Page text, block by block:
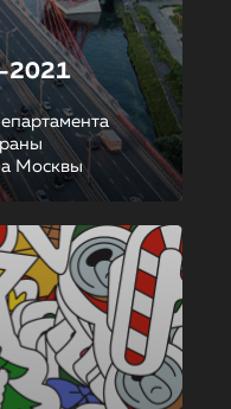
2021
Москвы